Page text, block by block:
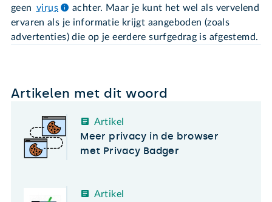
geen virus
achter. Maar je kunt het wel als vervelend
ervaren als je informatie krijgt aangeboden (zoals
advertenties) die op je eerdere surfgedrag is afgestemd.
Artikelen met dit woord
Artikel
Meer privacy in de browser
met Privacy Badger
Artikel